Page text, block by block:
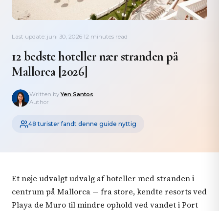
Last update: juni 30, 2026·12 minutes read
12 bedste hoteller nær stranden på
Mallorca [2026]
Written byYen Santos
Author
48 turister fandt denne guide nyttig
Et nøje udvalgt udvalg af hoteller med stranden i
centrum på Mallorca — fra store, kendte resorts ved
Playa de Muro til mindre ophold ved vandet i Port